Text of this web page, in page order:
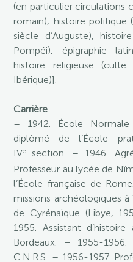
(en particulier circulations
romain), histoire politique
siècle d’Auguste),
Pompéi), épigraphie
histoire religieuse
Ibérique)].
Carrière
– 1942. École Normale
diplômé de l’École
IVe
section. – 1946.
Professeur au lycée de
l’École française de
missions archéologiques
de Cyrénaïque (Libye,
1955. Assistant
Bordeaux. – 1955-
C.N.R.S. – 1956-1957.